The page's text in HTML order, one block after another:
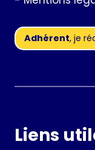
Adhérent, je
Liens